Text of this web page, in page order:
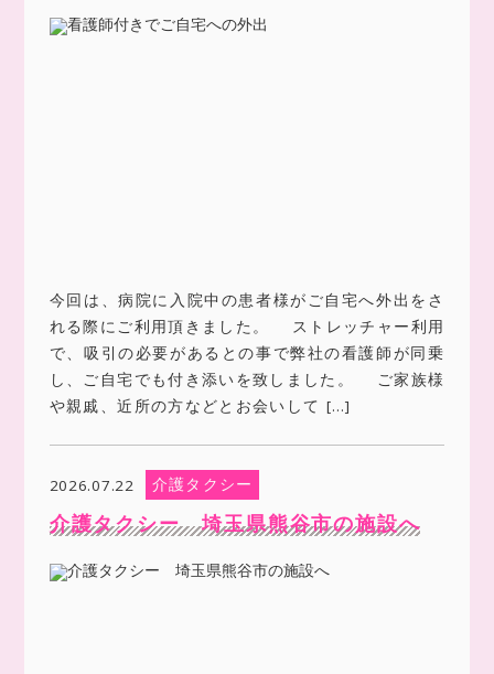
今回は、病院に入院中の患者様がご自宅へ外出をさ
れる際にご利用頂きました。 ストレッチャー利用
で、吸引の必要があるとの事で弊社の看護師が同乗
し、ご自宅でも付き添いを致しました。 ご家族様
や親戚、近所の方などとお会いして […]
2026.07.22 介護タクシー
介護タクシー 埼玉県熊谷市の施設へ